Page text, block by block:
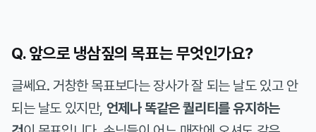
Q. 앞으로 냉삼짚의 목표는 무엇인가요?
글쎄요. 거창한 목표보다는 장사가 잘 되는 날도 있고 안
되는 날도 있지만, 언제나 똑같은 퀄리티를 유지하는